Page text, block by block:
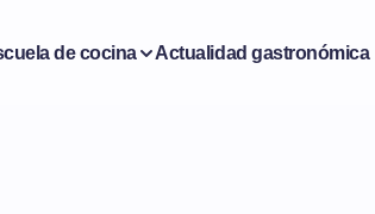
de cocina Actualidad gastronómica